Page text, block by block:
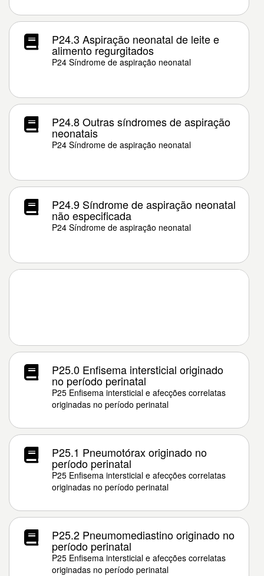
P24.3 Aspiração neonatal de leite e
alimento regurgitados
P24 Síndrome de aspiração neonatal
P24.8 Outras síndromes de aspiração
neonatais
P24 Síndrome de aspiração neonatal
P24.9 Síndrome de aspiração neonatal
não especificada
P24 Síndrome de aspiração neonatal
P25.0 Enfisema intersticial originado
no período perinatal
P25 Enfisema intersticial e afecções correlatas
originadas no período perinatal
P25.1 Pneumotórax originado no
período perinatal
P25 Enfisema intersticial e afecções correlatas
originadas no período perinatal
P25.2 Pneumomediastino originado no
período perinatal
P25 Enfisema intersticial e afecções correlatas
originadas no período perinatal